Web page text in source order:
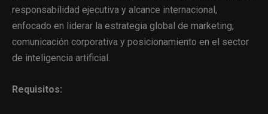
responsabilidad ejecutiva y alcance internacional,
enfocado en liderar la estrategia global de marketing,
comunicación corporativa y posicionamiento en el sector
de inteligencia artificial.
Requisitos: